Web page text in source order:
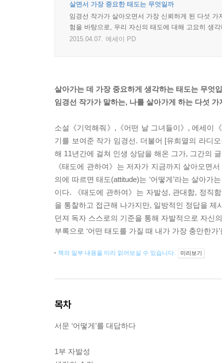
살면서 가장 중요한 태도는 무엇일까
임경선 작가가 살아오면서 가장 신뢰하게 된 다섯
험을 바탕으로, 우리 자신의 태도에 대해 고요히 생
2015.04.07. 에세이 PD
살아가는 데 가장 중요하게 생각하는 태도는 무엇
임경선 작가가 말하는, 나를 살아가게 하는 다섯 가
소설《기억해줘》,《어떤 날 그녀들이》, 에세이
기를 보여준 작가 임경선. 더불어 [유희열의 라디
해 11년간에 걸쳐 인생 상담을 해온 그가, 그간의
《태도에 관하여》는 저자가 지금까지 살아오면
의에 따르면 태도(attitude)는 ‘어떻게’라는 살아
이다. 《태도에 관하여》는 자발성, 관대함, 정직
을 통찰하고 접근해 나가지만, 일방적인 정답을 제
던져 독자 스스로의 기준을 통해 자발적으로 자신
부록으로 ‘어떤 태도를 가질 때 내가 가장 충만한
책의 일부 내용을 미리 읽어보실 수 있습니다. 미리보기
목차
서문 ‘어떻게’를 대답하다
1부 자발성